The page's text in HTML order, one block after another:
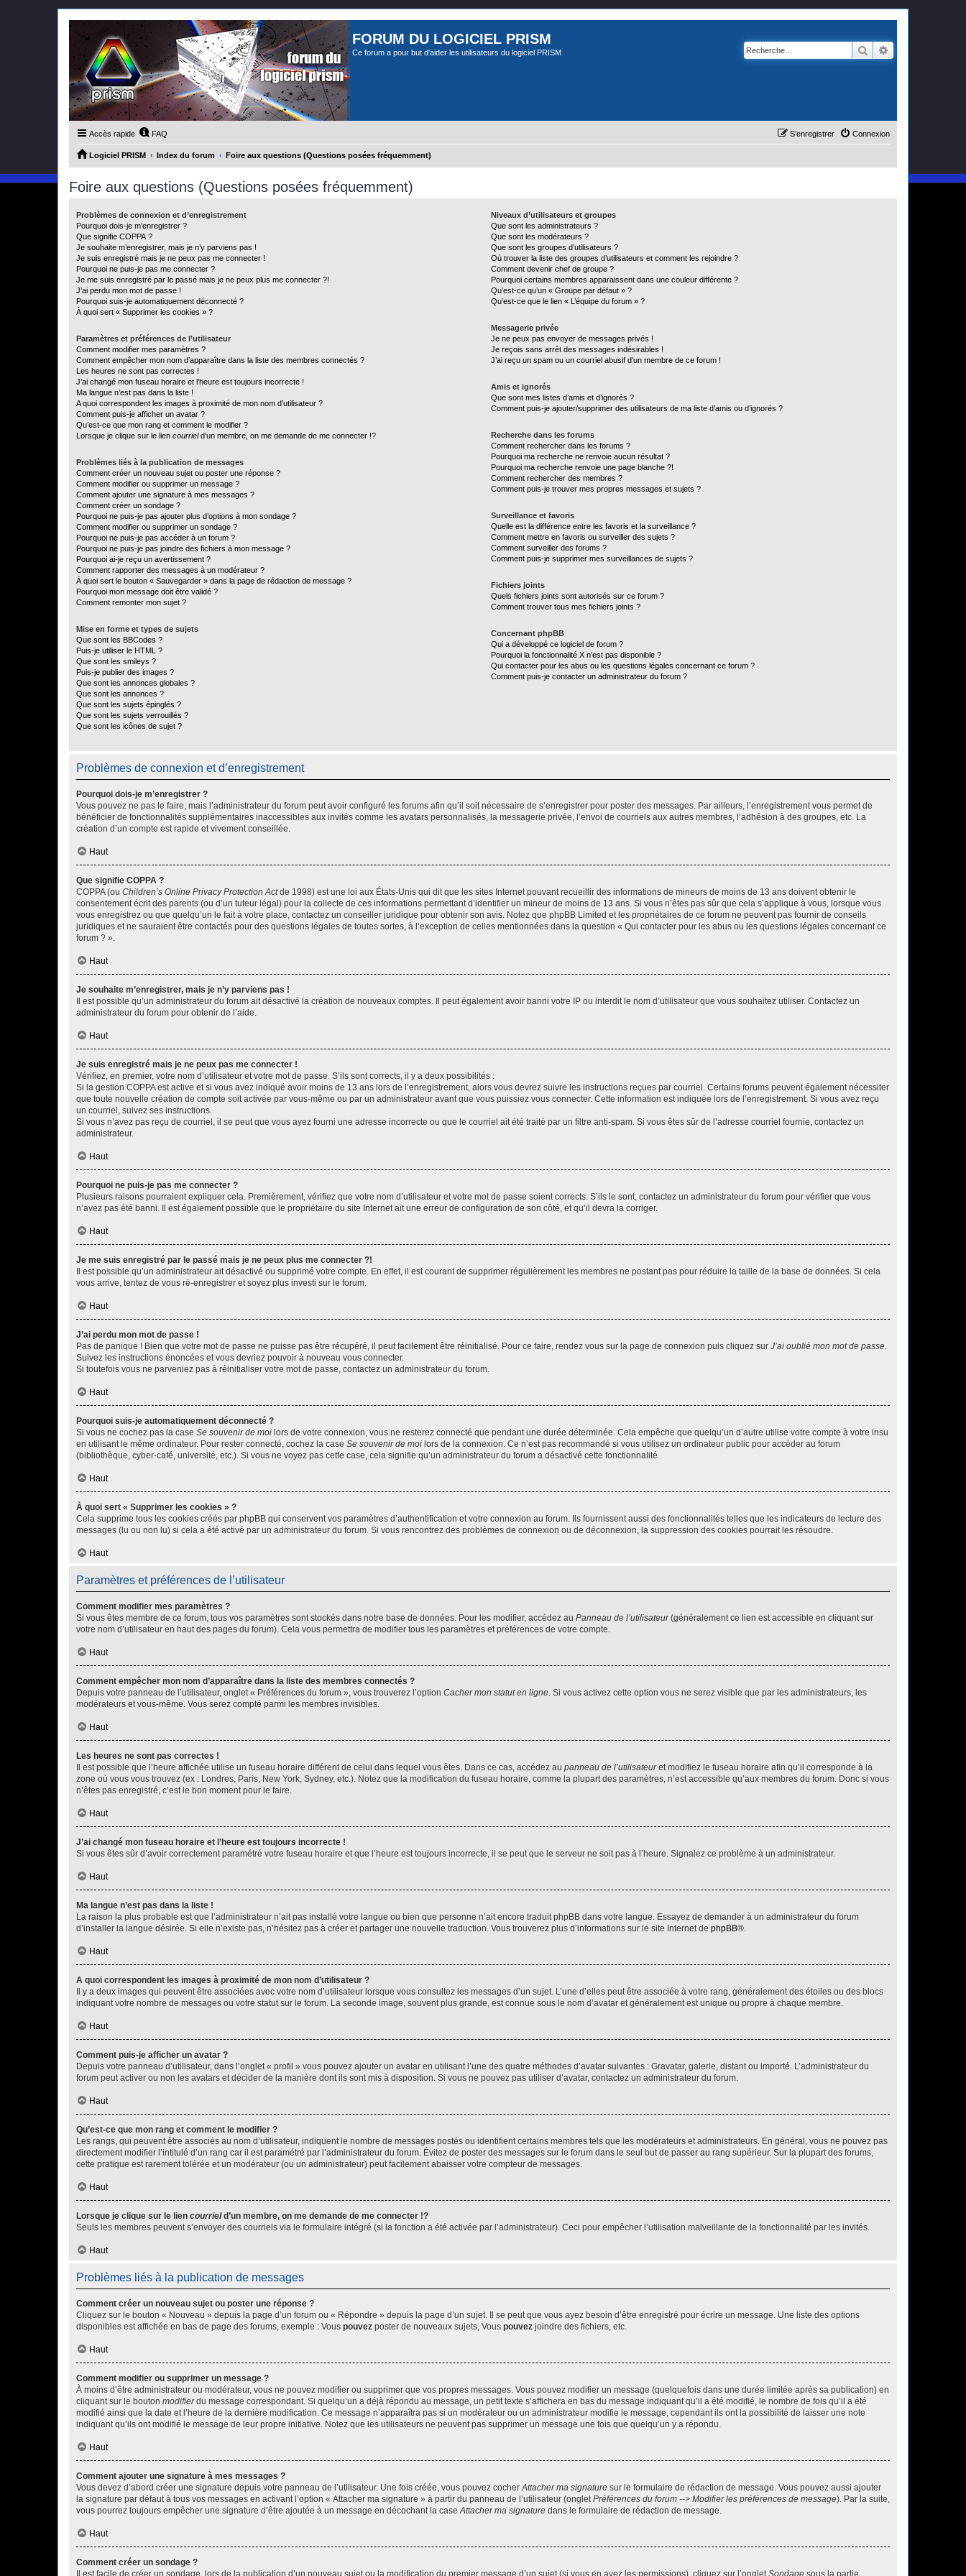
FORUM DU LOGICIEL PRISM
Ce forum a pour but d'aider les utilisateurs du logiciel PRISM Rechercher
Accès rapide FAQ Connexion
S’enregistrer
Logiciel PRISM Index du forum Foire aux questions (Questions posées fréquemment)
Foire aux questions (Questions posées fréquemment)
Problèmes de connexion et d’enregistrement
Pourquoi dois-je m’enregistrer ?
Que signifie COPPA ?
Je souhaite m’enregistrer, mais je n’y parviens pas !
Je suis enregistré mais je ne peux pas me connecter !
Pourquoi ne puis-je pas me connecter ?
Je me suis enregistré par le passé mais je ne peux plus me connecter ?!
J’ai perdu mon mot de passe !
Pourquoi suis-je automatiquement déconnecté ?
À quoi sert « Supprimer les cookies » ?
Paramètres et préférences de l’utilisateur
Comment modifier mes paramètres ?
Comment empêcher mon nom d’apparaître dans la liste des membres connectés ?
Les heures ne sont pas correctes !
J’ai changé mon fuseau horaire et l’heure est toujours incorrecte !
Ma langue n’est pas dans la liste !
A quoi correspondent les images à proximité de mon nom d’utilisateur ?
Comment puis-je afficher un avatar ?
Qu’est-ce que mon rang et comment le modifier ?
Lorsque je clique sur le lien courrield’un membre, on me demande de me connecter !?
Problèmes liés à la publication de messages
Comment créer un nouveau sujet ou poster une réponse ?
Comment modifier ou supprimer un message ?
Comment ajouter une signature à mes messages ?
Comment créer un sondage ?
Pourquoi ne puis-je pas ajouter plus d’options à mon sondage ?
Comment modifier ou supprimer un sondage ?
Pourquoi ne puis-je pas accéder à un forum ?
Pourquoi ne puis-je pas joindre des fichiers à mon message ?
Pourquoi ai-je reçu un avertissement ?
Comment rapporter des messages à un modérateur ?
À quoi sert le bouton « Sauvegarder » dans la page de rédaction de message ?
Pourquoi mon message doit être validé ?
Comment remonter mon sujet ?
Mise en forme et types de sujets
Que sont les BBCodes ?
Puis-je utiliser le HTML ?
Que sont les smileys ?
Puis-je publier des images ?
Que sont les annonces globales ?
Que sont les annonces ?
Que sont les sujets épinglés ?
Que sont les sujets verrouillés ?
Que sont les icônes de sujet ?
Niveaux d’utilisateurs et groupes
Que sont les administrateurs ?
Que sont les modérateurs ?
Que sont les groupes d’utilisateurs ?
Où trouver la liste des groupes d’utilisateurs et comment les rejoindre ?
Comment devenir chef de groupe ?
Pourquoi certains membres apparaissent dans une couleur différente ?
Qu’est-ce qu’un « Groupe par défaut » ?
Qu’est-ce que le lien « L’équipe du forum » ?
Messagerie privée
Je ne peux pas envoyer de messages privés !
Je reçois sans arrêt des messages indésirables !
J’ai reçu un spam ou un courriel abusif d’un membre de ce forum !
Amis et ignorés
Que sont mes listes d’amis et d’ignorés ?
Comment puis-je ajouter/supprimer des utilisateurs de ma liste d’amis ou d’ignorés ?
Recherche dans les forums
Comment rechercher dans les forums ?
Pourquoi ma recherche ne renvoie aucun résultat ?
Pourquoi ma recherche renvoie une page blanche ?!
Comment rechercher des membres ?
Comment puis-je trouver mes propres messages et sujets ?
Surveillance et favoris
Quelle est la différence entre les favoris et la surveillance ?
Comment mettre en favoris ou surveiller des sujets ?
Comment surveiller des forums ?
Comment puis-je supprimer mes surveillances de sujets ?
Fichiers joints
Quels fichiers joints sont autorisés sur ce forum ?
Comment trouver tous mes fichiers joints ?
Concernant phpBB
Qui a développé ce logiciel de forum ?
Pourquoi la fonctionnalité X n’est pas disponible ?
Qui contacter pour les abus ou les questions légales concernant ce forum ?
Comment puis-je contacter un administrateur du forum ?
Problèmes de connexion et d’enregistrement
Pourquoi dois-je m’enregistrer ?
Vous pouvez ne pas le faire, mais l’administrateur du forum peut avoir configuré les forums afin qu’il soit nécessaire de s’enregistrer pour poster des messages. Par ailleurs, l’enregistrement vous permet de
bénéficier de fonctionnalités supplémentaires inaccessibles aux invités comme les avatars personnalisés, la messagerie privée, l’envoi de courriels aux autres membres, l’adhésion à des groupes, etc. La
création d’un compte est rapide et vivement conseillée.
Haut
Que signifie COPPA ?
COPPA (ou Children’s Online Privacy Protection Actde 1998) est une loi aux États-Unis qui dit que les sites Internet pouvant recueillir des informations de mineurs de moins de 13 ans doivent obtenir le
consentement écrit des parents (ou d’un tuteur légal) pour la collecte de ces informations permettant d’identifier un mineur de moins de 13 ans. Si vous n’êtes pas sûr que cela s’applique à vous, lorsque vous
vous enregistrez ou que quelqu’un le fait à votre place, contactez un conseiller juridique pour obtenir son avis. Notez que phpBB Limited et les propriétaires de ce forum ne peuvent pas fournir de conseils
juridiques et ne sauraient être contactés pour des questions légales de toutes sortes, à l’exception de celles mentionnées dans la question « Qui contacter pour les abus ou les questions légales concernant ce
forum ? ».
Haut
Je souhaite m’enregistrer, mais je n’y parviens pas !
Il est possible qu’un administrateur du forum ait désactivé la création de nouveaux comptes. Il peut également avoir banni votre IP ou interdit le nom d’utilisateur que vous souhaitez utiliser. Contactez un
administrateur du forum pour obtenir de l’aide.
Haut
Je suis enregistré mais je ne peux pas me connecter !
Vérifiez, en premier, votre nom d’utilisateur et votre mot de passe. S’ils sont corrects, il y a deux possibilités :
Si la gestion COPPA est active et si vous avez indiqué avoir moins de 13 ans lors de l’enregistrement, alors vous devrez suivre les instructions reçues par courriel. Certains forums peuvent également nécessiter
que toute nouvelle création de compte soit activée par vous-même ou par un administrateur avant que vous puissiez vous connecter. Cette information est indiquée lors de l’enregistrement. Si vous avez reçu
un courriel, suivez ses instructions.
Si vous n’avez pas reçu de courriel, il se peut que vous ayez fourni une adresse incorrecte ou que le courriel ait été traité par un filtre anti-spam. Si vous êtes sûr de l’adresse courriel fournie, contactez un
administrateur.
Haut
Pourquoi ne puis-je pas me connecter ?
Plusieurs raisons pourraient expliquer cela. Premièrement, vérifiez que votre nom d’utilisateur et votre mot de passe soient corrects. S’ils le sont, contactez un administrateur du forum pour vérifier que vous
n’avez pas été banni. Il est également possible que le propriétaire du site Internet ait une erreur de configuration de son côté, et qu’il devra la corriger.
Haut
Je me suis enregistré par le passé mais je ne peux plus me connecter ?!
Il est possible qu’un administrateur ait désactivé ou supprimé votre compte. En effet, il est courant de supprimer régulièrement les membres ne postant pas pour réduire la taille de la base de données. Si cela
vous arrive, tentez de vous ré-enregistrer et soyez plus investi sur le forum.
Haut
J’ai perdu mon mot de passe !
Pas de panique ! Bien que votre mot de passe ne puisse pas être récupéré, il peut facilement être réinitialisé. Pour ce faire, rendez vous sur la page de connexion puis cliquez sur J’ai oublié mon mot de passe.
Suivez les instructions énoncées et vous devriez pouvoir à nouveau vous connecter.
Si toutefois vous ne parveniez pas à réinitialiser votre mot de passe, contactez un administrateur du forum.
Haut
Pourquoi suis-je automatiquement déconnecté ?
Si vous ne cochez pas la case Se souvenir de moi lors de votre connexion, vous ne resterez connecté que pendant une durée déterminée. Cela empêche que quelqu’un d’autre utilise votre compte à votre insu
en utilisant le même ordinateur. Pour rester connecté, cochez la case Se souvenir de moi lors de la connexion. Ce n’est pas recommandé si vous utilisez un ordinateur public pour accéder au forum
(bibliothèque, cyber-café, université, etc.). Si vous ne voyez pas cette case, cela signifie qu’un administrateur du forum a désactivé cette fonctionnalité.
Haut
À quoi sert « Supprimer les cookies » ?
Cela supprime tous les cookies créés par phpBB qui conservent vos paramètres d’authentification et votre connexion au forum. Ils fournissent aussi des fonctionnalités telles que les indicateurs de lecture des
messages (lu ou non lu) si cela a été activé par un administrateur du forum. Si vous rencontrez des problèmes de connexion ou de déconnexion, la suppression des cookies pourrait les résoudre.
Haut
Paramètres et préférences de l’utilisateur
Comment modifier mes paramètres ?
Si vous êtes membre de ce forum, tous vos paramètres sont stockés dans notre base de données. Pour les modifier, accédez au Panneau de l’utilisateur(généralement ce lien est accessible en cliquant sur
votre nom d’utilisateur en haut des pages du forum). Cela vous permettra de modifier tous les paramètres et préférences de votre compte.
Haut
Comment empêcher mon nom d’apparaître dans la liste des membres connectés ?
Depuis votre panneau de l’utilisateur, onglet « Préférences du forum », vous trouverez l’option Cacher mon statut en ligne. Si vous activez cette option vous ne serez visible que par les administrateurs, les
modérateurs et vous-même. Vous serez compté parmi les membres invisibles.
Haut
Les heures ne sont pas correctes !
Il est possible que l’heure affichée utilise un fuseau horaire différent de celui dans lequel vous êtes. Dans ce cas, accédez au panneau de l’utilisateuret modifiez le fuseau horaire afin qu’il corresponde à la
zone où vous vous trouvez (ex : Londres, Paris, New York, Sydney, etc.). Notez que la modification du fuseau horaire, comme la plupart des paramètres, n’est accessible qu’aux membres du forum. Donc si vous
n’êtes pas enregistré, c’est le bon moment pour le faire.
Haut
J’ai changé mon fuseau horaire et l’heure est toujours incorrecte !
Si vous êtes sûr d’avoir correctement paramétré votre fuseau horaire et que l’heure est toujours incorrecte, il se peut que le serveur ne soit pas à l’heure. Signalez ce problème à un administrateur.
Haut
Ma langue n’est pas dans la liste !
La raison la plus probable est que l’administrateur n’ait pas installé votre langue ou bien que personne n’ait encore traduit phpBB dans votre langue. Essayez de demander à un administrateur du forum
d’installer la langue désirée. Si elle n’existe pas, n’hésitez pas à créer et partager une nouvelle traduction. Vous trouverez plus d’informations sur le site Internet de phpBB®.
Haut
A quoi correspondent les images à proximité de mon nom d’utilisateur ?
Il y a deux images qui peuvent être associées avec votre nom d’utilisateur lorsque vous consultez les messages d’un sujet. L’une d’elles peut être associée à votre rang, généralement des étoiles ou des blocs
indiquant votre nombre de messages ou votre statut sur le forum. La seconde image, souvent plus grande, est connue sous le nom d’avatar et généralement est unique ou propre à chaque membre.
Haut
Comment puis-je afficher un avatar ?
Depuis votre panneau d’utilisateur, dans l’onglet « profil » vous pouvez ajouter un avatar en utilisant l’une des quatre méthodes d’avatar suivantes : Gravatar, galerie, distant ou importé. L’administrateur du
forum peut activer ou non les avatars et décider de la manière dont ils sont mis à disposition. Si vous ne pouvez pas utiliser d’avatar, contactez un administrateur du forum.
Haut
Qu’est-ce que mon rang et comment le modifier ?
Les rangs, qui peuvent être associés au nom d’utilisateur, indiquent le nombre de messages postés ou identifient certains membres tels que les modérateurs et administrateurs. En général, vous ne pouvez pas
directement modifier l’intitulé d’un rang car il est paramétré par l’administrateur du forum. Évitez de poster des messages sur le forum dans le seul but de passer au rang supérieur. Sur la plupart des forums,
cette pratique est rarement tolérée et un modérateur (ou un administrateur) peut facilement abaisser votre compteur de messages.
Haut
Lorsque je clique sur le lien courrield’un membre, on me demande de me connecter !?
Seuls les membres peuvent s’envoyer des courriels via le formulaire intégré (si la fonction a été activée par l’administrateur). Ceci pour empêcher l’utilisation malveillante de la fonctionnalité par les invités.
Haut
Problèmes liés à la publication de messages
Comment créer un nouveau sujet ou poster une réponse ?
Cliquez sur le bouton « Nouveau » depuis la page d’un forum ou « Répondre » depuis la page d’un sujet. Il se peut que vous ayez besoin d’être enregistré pour écrire un message. Une liste des options
disponibles est affichée en bas de page des forums, exemple : Vous pouvez poster de nouveaux sujets, Vous pouvez joindre des fichiers, etc.
Haut
Comment modifier ou supprimer un message ?
À moins d’être administrateur ou modérateur, vous ne pouvez modifier ou supprimer que vos propres messages. Vous pouvez modifier un message (quelquefois dans une durée limitée après sa publication) en
cliquant sur le bouton modifierdu message correspondant. Si quelqu’un a déjà répondu au message, un petit texte s’affichera en bas du message indiquant qu’il a été modifié, le nombre de fois qu’il a été
modifié ainsi que la date et l’heure de la dernière modification. Ce message n’apparaîtra pas si un modérateur ou un administrateur modifie le message, cependant ils ont la possibilité de laisser une note
indiquant qu’ils ont modifié le message de leur propre initiative. Notez que les utilisateurs ne peuvent pas supprimer un message une fois que quelqu’un y a répondu.
Haut
Comment ajouter une signature à mes messages ?
Vous devez d’abord créer une signature depuis votre panneau de l’utilisateur. Une fois créée, vous pouvez cocherAttacher ma signature sur le formulaire de rédaction de message. Vous pouvez aussi ajouter
la signature par défaut à tous vos messages en activant l’option « Attacher ma signature » à partir du panneau de l’utilisateur (ongletPréférences du forum --> Modifier les préférences de message). Par la suite,
vous pourrez toujours empêcher une signature d’être ajoutée à un message en décochant la caseAttacher ma signature dans le formulaire de rédaction de message.
Haut
Comment créer un sondage ?
Il est facile de créer un sondage, lors de la publication d’un nouveau sujet ou la modification du premier message d’un sujet (si vous en avez les permissions), cliquez sur l’onglet Sondage sous la partie